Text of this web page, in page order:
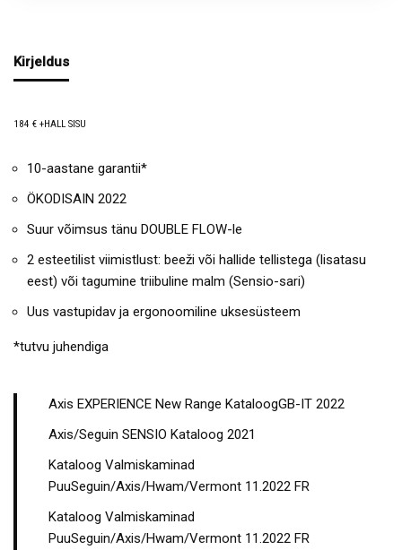
Kirjeldus
184 € +HALL SISU
10-aastane garantii*
ÖKODISAIN 2022
Suur võimsus tänu DOUBLE FLOW-le
2 esteetilist viimistlust: beeži või hallide tellistega (lisatasu
eest) või tagumine triibuline malm (Sensio-sari)
Uus vastupidav ja ergonoomiline uksesüsteem
*tutvu juhendiga
Axis EXPERIENCE New Range KataloogGB-IT 2022
Axis/Seguin SENSIO Kataloog 2021
Kataloog Valmiskaminad
PuuSeguin/Axis/Hwam/Vermont 11.2022 FR
Kataloog Valmiskaminad
PuuSeguin/Axis/Hwam/Vermont 11.2022 FR